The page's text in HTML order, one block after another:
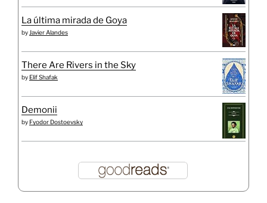
La última mirada de Goya
by Javier Alandes
There Are Rivers in the Sky
by Elif Shafak
Demonii
by Fyodor Dostoevsky